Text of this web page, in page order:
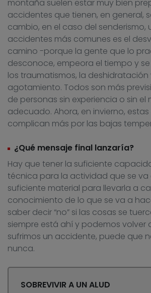
montaña suelen estar muy bien
accidentes que tienen, en general,
cambio, en el caso del senderismo,
accidentes más comunes es el
camino -porque la gente que lo
desconoce, empeora el tiempo y
los traumatismos, la deshidratación
agotamiento. Todos son más
de personas sin experiencia o sin el
adecuado. Ahora, en invierno,
complican más por las bajas
¿Qué mensaje final lanzaría?
Hay que tener la suficiente
técnica para la actividad que se va
suficiente material para llevarla a
conocimiento de lo que se va a
saber decir “no” si las cosas se
siempre está ahí y podemos volver
sufrimos un accidente, puede que
nunca.
SOBREVIVIR A UN ALUD